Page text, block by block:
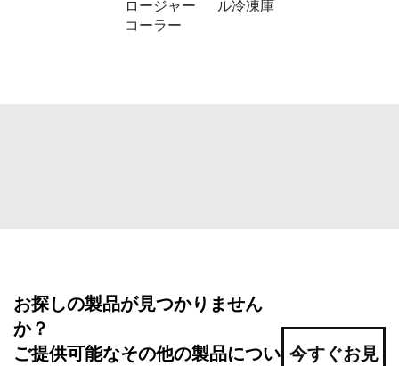
ロージャー
コーラー
ル冷凍庫
お探しの製品が見つかりません
か？
ご提供可能なその他の製品につい 今すぐお見